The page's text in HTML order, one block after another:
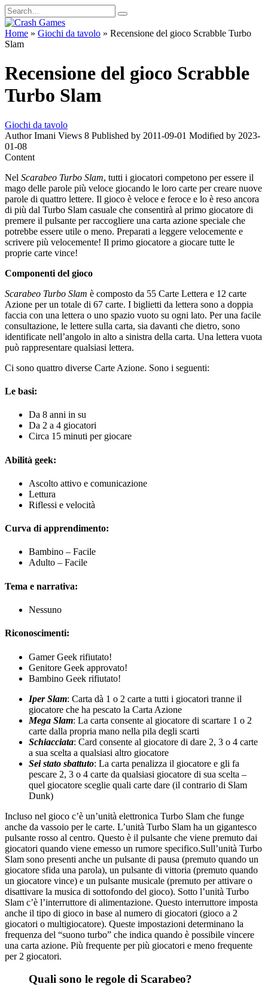
Skip
to
content
Search
for:
Home » Giochi da tavolo » Recensione del gioco Scrabble Turbo
Slam
Recensione del gioco Scrabble
Turbo Slam
Giochi da tavolo
Author Imani Views 8 Published by 2011-09-01 Modified by 2023-
01-08
Content
Nel Scarabeo Turbo Slam, tutti i giocatori competono per essere il
mago delle parole più veloce giocando le loro carte per creare nuove
parole di quattro lettere. Il gioco è veloce e feroce e lo è reso ancora
di più dal Turbo Slam casuale che consentirà al primo giocatore di
premere il pulsante per raccogliere una carta azione speciale che
potrebbe essere utile o meno. Preparati a leggere velocemente e
scrivere più velocemente! Il primo giocatore a giocare tutte le
proprie carte vince!
Componenti del gioco
Scarabeo Turbo Slam è composto da 55 Carte Lettera e 12 carte
Azione per un totale di 67 carte. I biglietti da lettera sono a doppia
faccia con una lettera o uno spazio vuoto su ogni lato. Per una facile
consultazione, le lettere sulla carta, sia davanti che dietro, sono
identificate nell’angolo in alto a sinistra della carta. Una lettera vuota
può rappresentare qualsiasi lettera.
Ci sono quattro diverse Carte Azione. Sono i seguenti:
Le basi:
Da 8 anni in su
Da 2 a 4 giocatori
Circa 15 minuti per giocare
Abilità geek:
Ascolto attivo e comunicazione
Lettura
Riflessi e velocità
Curva di apprendimento:
Bambino – Facile
Adulto – Facile
Tema e narrativa:
Nessuno
Riconoscimenti:
Gamer Geek rifiutato!
Genitore Geek approvato!
Bambino Geek rifiutato!
Iper Slam: Carta dà 1 o 2 carte a tutti i giocatori tranne il
giocatore che ha pescato la Carta Azione
Mega Slam: La carta consente al giocatore di scartare 1 o 2
carte dalla propria mano nella pila degli scarti
Schiacciata: Card consente al giocatore di dare 2, 3 o 4 carte
a sua scelta a qualsiasi altro giocatore
Sei stato sbattuto: La carta penalizza il giocatore e gli fa
pescare 2, 3 o 4 carte da qualsiasi giocatore di sua scelta –
quel giocatore sceglie quali carte dare (il contrario di Slam
Dunk)
Incluso nel gioco c’è un’unità elettronica Turbo Slam che funge
anche da vassoio per le carte. L’unità Turbo Slam ha un gigantesco
pulsante rosso al centro. Questo è il pulsante che viene premuto dai
giocatori quando viene emesso un rumore specifico.Sull’unità Turbo
Slam sono presenti anche un pulsante di pausa (premuto quando un
giocatore sfida una parola), un pulsante di vittoria (premuto quando
un giocatore vince) e un pulsante musicale (premuto per attivare o
disattivare la musica di sottofondo del gioco). Sotto l’unità Turbo
Slam c’è l’interruttore di alimentazione. Questo interruttore imposta
anche il tipo di gioco in base al numero di giocatori (gioco a 2
giocatori o multigiocatore). Queste impostazioni determinano la
frequenza del “suono turbo” che indica quando è possibile vincere
una carta azione. Più frequente per più giocatori e meno frequente
per 2 giocatori.
Quali sono le regole di Scarabeo?